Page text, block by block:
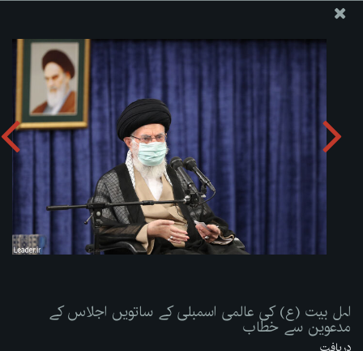
اہل بیت (ع) کی عالمی اسمبلی کے ساتویں اجلاس کے مدعوین
سے خطاب
تصویری البم دریافت کریں: zip
اہل بیت (ع) کی عالمی اسمبلی کے ساتویں اجلاس کے
مدعوین سے خطاب